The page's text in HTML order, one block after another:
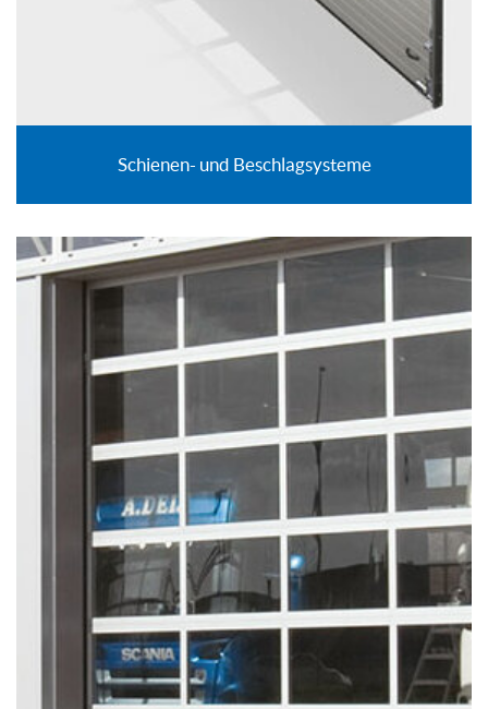
Schienen- und Beschlagsysteme